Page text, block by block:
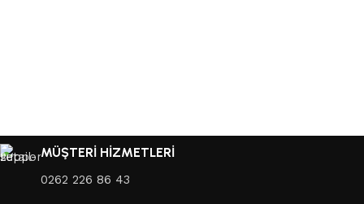
MÜŞTERİ HİZMETLERİ
0262 226 86 43